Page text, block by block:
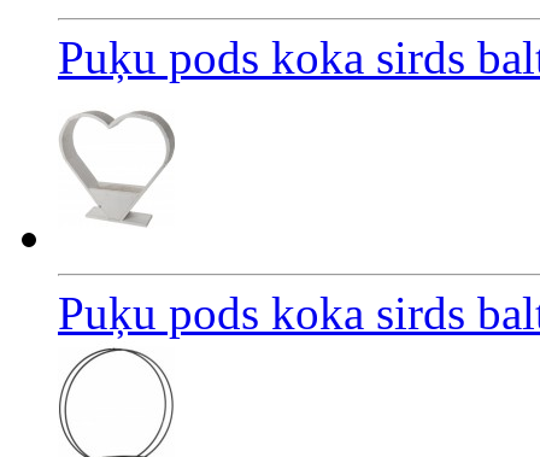
Puķu pods koka sirds
Puķu pods koka sirds